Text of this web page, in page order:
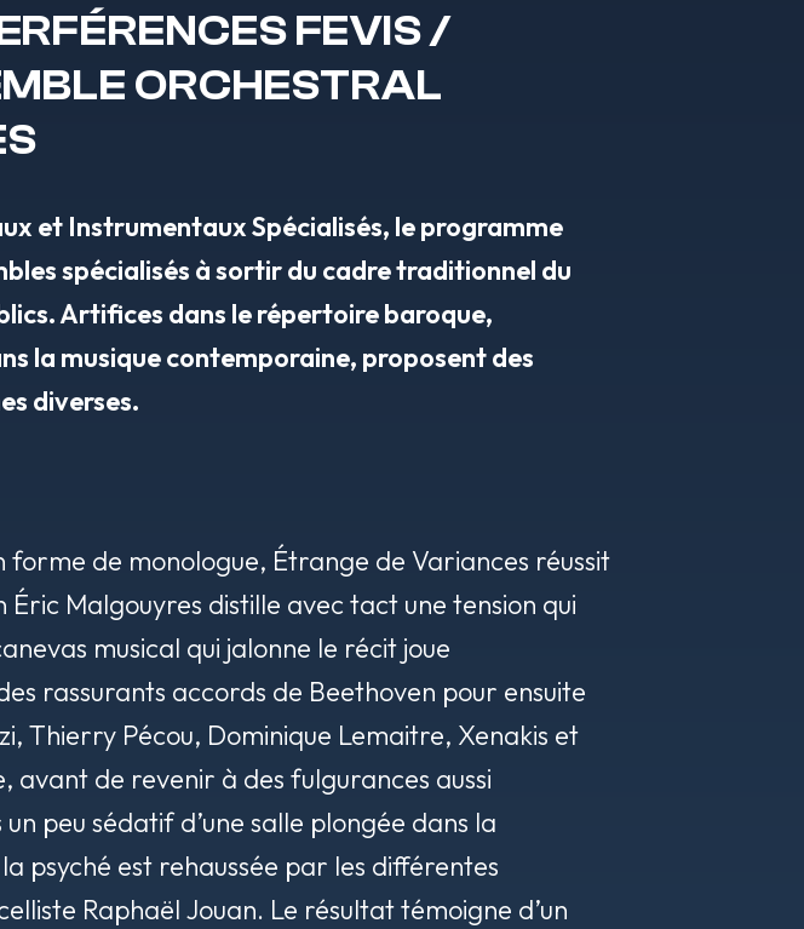
FEVIS /
ORCHESTRAL
et Instrumentaux Spécialisés, le programme
spécialisés à sortir du cadre traditionnel du
Artifices dans le répertoire baroque,
la musique contemporaine, proposent des
diverses.
forme de monologue, Étrange de Variances réussit
Malgouyres distille avec tact une tension qui
musical qui jalonne le récit joue
rassurants accords de Beethoven pour ensuite
Thierry Pécou, Dominique Lemaitre, Xenakis et
avant de revenir à des fulgurances aussi
peu sédatif d’une salle plongée dans la
psyché est rehaussée par les différentes
Raphaël Jouan. Le résultat témoigne d’un